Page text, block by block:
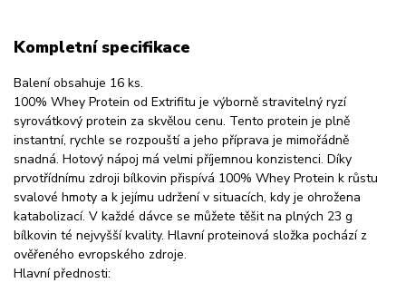
Kompletní specifikace
Balení obsahuje 16 ks.
100% Whey Protein od Extrifitu je výborně stravitelný ryzí
syrovátkový protein za skvělou cenu. Tento protein je plně
instantní, rychle se rozpouští a jeho příprava je mimořádně
snadná. Hotový nápoj má velmi příjemnou konzistenci. Díky
prvotřídnímu zdroji bílkovin přispívá 100% Whey Protein k růstu
svalové hmoty a k jejímu udržení v situacích, kdy je ohrožena
katabolizací. V každé dávce se můžete těšit na plných 23 g
bílkovin té nejvyšší kvality. Hlavní proteinová složka pochází z
ověřeného evropského zdroje.
Hlavní přednosti: